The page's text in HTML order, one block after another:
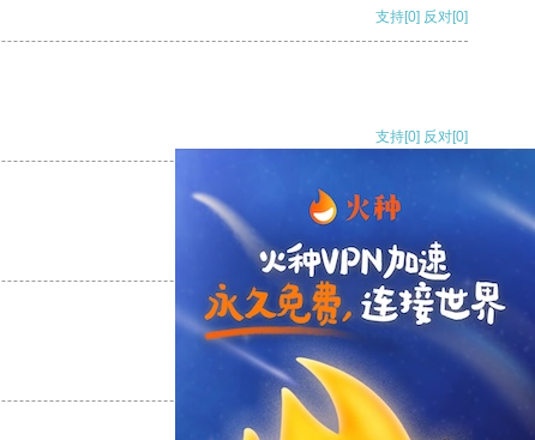
支持[0] 反对[0]
支持[0] 反对[0]
支持[0] 反对
支持